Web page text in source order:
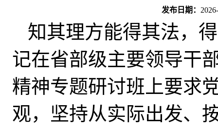
发布日期：
知其理方能得其法，
记在省部级主要领导干
精神专题研讨班上要求
观，坚持从实际出发、